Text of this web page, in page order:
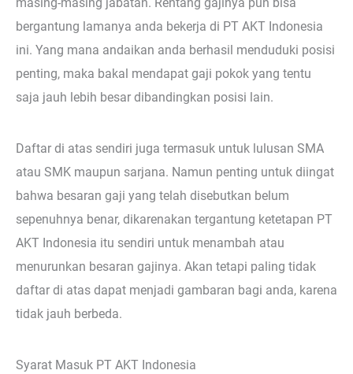
bergantung lamanya anda bekerja di PT AKT Indonesia
ini. Yang mana andaikan anda berhasil menduduki posisi
penting, maka bakal mendapat gaji pokok yang tentu
saja jauh lebih besar dibandingkan posisi lain.
Daftar di atas sendiri juga termasuk untuk lulusan SMA
atau SMK maupun sarjana. Namun penting untuk diingat
bahwa besaran gaji yang telah disebutkan belum
sepenuhnya benar, dikarenakan tergantung ketetapan PT
AKT Indonesia itu sendiri untuk menambah atau
menurunkan besaran gajinya. Akan tetapi paling tidak
daftar di atas dapat menjadi gambaran bagi anda, karena
tidak jauh berbeda.
Syarat Masuk PT AKT Indonesia